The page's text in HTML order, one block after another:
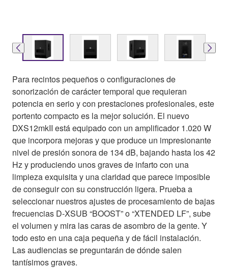
Para recintos pequeños o configuraciones de
sonorización de carácter temporal que requieran
potencia en serio y con prestaciones profesionales, este
portento compacto es la mejor solución. El nuevo
DXS12mkII está equipado con un amplificador 1.020 W
que incorpora mejoras y que produce un impresionante
nivel de presión sonora de 134 dB, bajando hasta los 42
Hz y produciendo unos graves de infarto con una
limpieza exquisita y una claridad que parece imposible
de conseguir con su construcción ligera. Prueba a
seleccionar nuestros ajustes de procesamiento de bajas
frecuencias D-XSUB “BOOST” o “XTENDED LF”, sube
el volumen y mira las caras de asombro de la gente. Y
todo esto en una caja pequeña y de fácil instalación.
Las audiencias se preguntarán de dónde salen
tantísimos graves.